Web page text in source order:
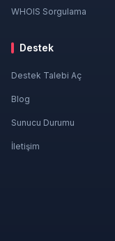
WHOIS Sorgulama
Destek
Destek Talebi Aç
Blog
Sunucu Durumu
İletişim